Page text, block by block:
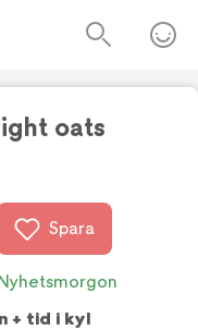
oats
Spara
+ tid i kyl